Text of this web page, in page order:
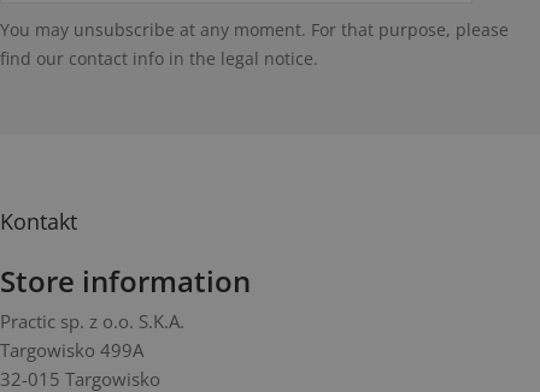
You may unsubscribe at any moment. For that purpose, please
find our contact info in the legal notice.
Kontakt
Store information
Practic sp. z o.o. S.K.A.
Targowisko 499A
32-015 Targowisko